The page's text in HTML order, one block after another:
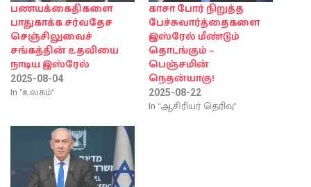
பணயக்கைதிகளை
பாதுகாக்க சர்வதேச
செஞ்சிலுவைச்
சங்கத்தின் உதவியை
நாடிய இஸ்ரேல்
2025-08-04
In "உலகம்"
காசா போர் நிறுத்த
பேச்சுவார்த்தைகளை
இஸ்ரேல் மீண்டும்
தொடங்கும் –
பெஞ்சமின்
நெதன்யாகு!
2025-08-22
In "ஆசிரியர் தெரிவு"